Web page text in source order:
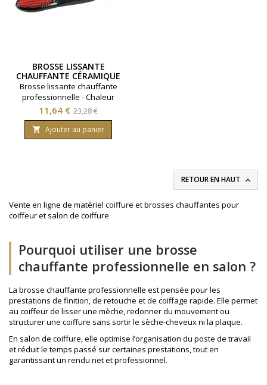
BROSSE LISSANTE
CHAUFFANTE CÉRAMIQUE
Brosse lissante chauffante
professionnelle - Chaleur
réglable - Magister.
Prix
11,64 € Prix
de
base
23,28 €
 Ajouter au panier
RETOUR EN HAUT 
Vente en ligne de matériel coiffure et brosses chauffantes pour
coiffeur et salon de coiffure
Pourquoi utiliser une brosse
chauffante professionnelle en salon ?
La brosse chauffante professionnelle est pensée pour les
prestations de finition, de retouche et de coiffage rapide. Elle permet
au coiffeur de lisser une mèche, redonner du mouvement ou
structurer une coiffure sans sortir le sèche-cheveux ni la plaque.
En salon de coiffure, elle optimise l’organisation du poste de travail
et réduit le temps passé sur certaines prestations, tout en
garantissant un rendu net et professionnel.